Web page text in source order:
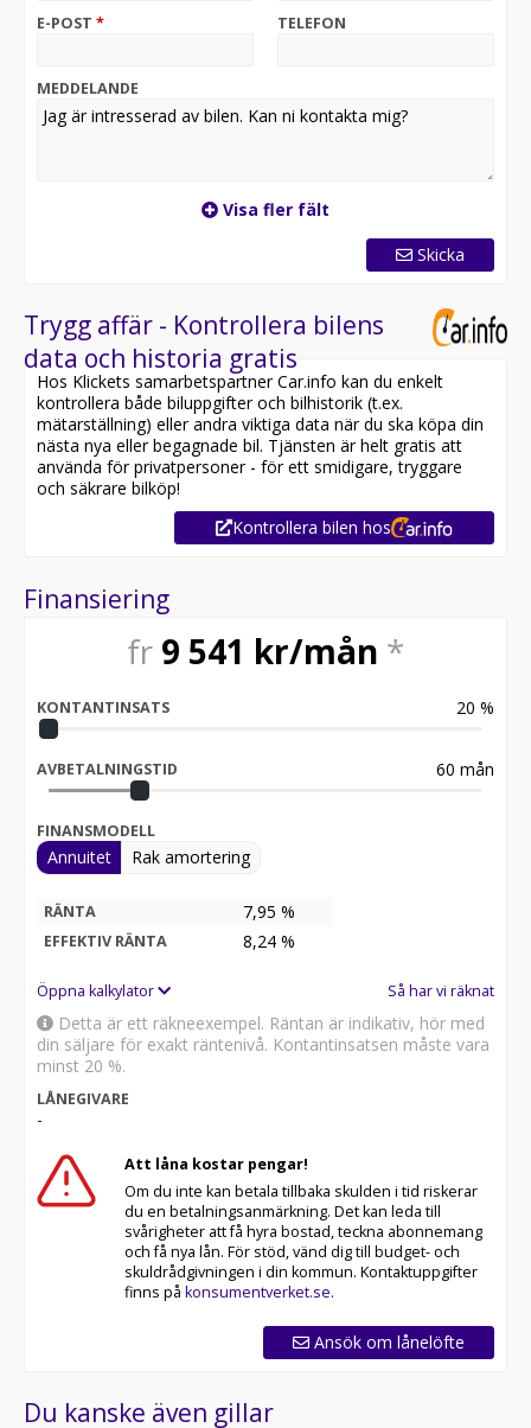
E-POST * TELEFON
MEDDELANDE
Visa fler fält
Skicka
Trygg affär - Kontrollera bilens
data och historia gratis
Hos Klickets samarbetspartner Car.info kan du enkelt
kontrollera både biluppgifter och bilhistorik (t.ex.
mätarställning) eller andra viktiga data när du ska köpa din
nästa nya eller begagnade bil. Tjänsten är helt gratis att
använda för privatpersoner - för ett smidigare, tryggare
och säkrare bilköp!
Kontrollera bilen hos
Finansiering
fr 9 541 kr/mån *
KONTANTINSATS 20 %
AVBETALNINGSTID 60 mån
FINANSMODELL
Annuitet Rak amortering
RÄNTA 7,95 %
EFFEKTIV RÄNTA 8,24 %
Öppna kalkylator Så har vi räknat
Detta är ett räkneexempel. Räntan är indikativ, hör med
din säljare för exakt räntenivå. Kontantinsatsen måste vara
minst 20 %.
LÅNEGIVARE
-
Att låna kostar pengar!
Om du inte kan betala tillbaka skulden i tid riskerar
du en betalningsanmärkning. Det kan leda till
svårigheter att få hyra bostad, teckna abonnemang
och få nya lån. För stöd, vänd dig till budget- och
skuldrådgivningen i din kommun. Kontaktuppgifter
finns på konsumentverket.se.
Ansök om lånelöfte
Du kanske även gillar